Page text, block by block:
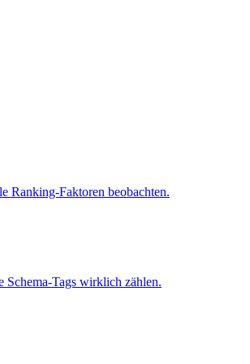
Ranking-Faktoren beobachten.
Schema-Tags wirklich zählen.